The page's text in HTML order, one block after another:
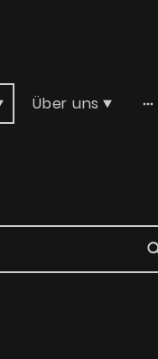
Über uns